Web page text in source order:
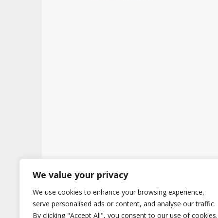
We value your privacy
We use cookies to enhance your browsing experience,
serve personalised ads or content, and analyse our traffic.
By clicking "Accept All", you consent to our use of cookies.
Copyright © 2026 . All Rights